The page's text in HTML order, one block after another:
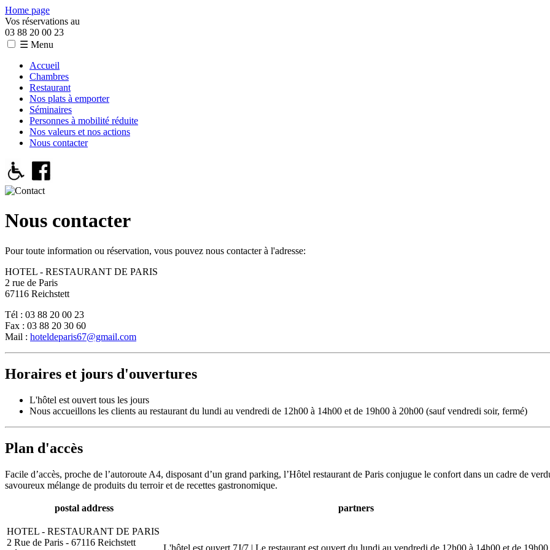
Home page
Vos réservations au
03 88 20 00 23
☰ Menu
Accueil
Chambres
Restaurant
Nos plats à emporter
Séminaires
Personnes à mobilité réduite
Nos valeurs et nos actions
Nous contacter
Nous contacter
Pour toute information ou réservation, vous pouvez nous contacter à l'adresse:
HOTEL - RESTAURANT DE PARIS
2 rue de Paris
67116 Reichstett
Tél : 03 88 20 00 23
Fax : 03 88 20 30 60
Mail : hoteldeparis67@gmail.com
Horaires et jours d'ouvertures
L'hôtel est ouvert tous les jours
Nous accueillons les clients au restaurant du lundi au vendredi de 12h00 à 14h00 et de 19h00 à 20h00 (sauf vendredi soir, fermé)
Plan d'accès
Facile d’accès, proche de l’autoroute A4, disposant d’un grand parking, l’Hôtel restaurant de Paris conjugue le confort dans un cadre de
savoureux mélange de produits du terroir et de recettes gastronomique.
postal address partners
HOTEL - RESTAURANT DE PARIS
2 Rue de Paris - 67116 Reichstett
L'hôtel est ouvert 7J/7 | Le restaurant est ouvert du lundi au vendredi de 12h00 à 14h00 et de 19h00